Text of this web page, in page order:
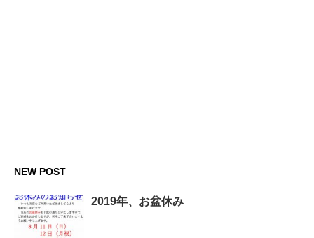
NEW POST
2019年、お盆休み